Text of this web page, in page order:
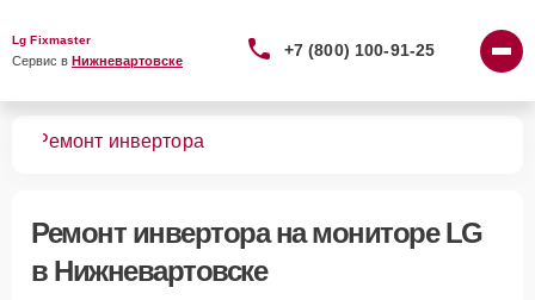
Lg Fixmaster
Сервис в Нижневартовске
+7 (800) 100-91-25
Ремонт инвертора
Ремонт инверторана мониторе LG
в Нижневартовске